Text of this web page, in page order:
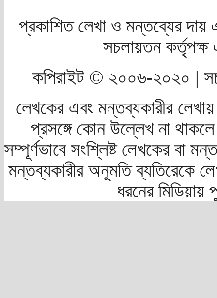
প্রকাশিত লেখা ও মন্তব্যের দায়
সচলায়তন
কপিরাইট © ২০০৬-২০২০ |
লেখকের এবং মন্তব্যকারীর
প্রসঙ্গে কোন উল্লেখ না
সম্পূর্ণভাবে সংশ্লিষ্ট লেখকের বা
মন্তব্যকারীর অনুমতি ব্যতিরেকে
ধরনের মিডিয়ায়